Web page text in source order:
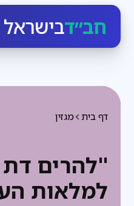
חב״דבישראל
מגזין דף בית
"להרים
למלאות